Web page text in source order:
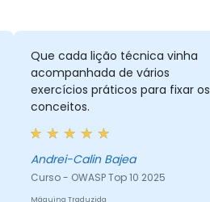
Que cada lição técnica vinha
acompanhada de vários
exercícios práticos para fixar os
conceitos.
Andrei-Calin Bajea
Curso - OWASP Top 10 2025
Máquina Traduzida